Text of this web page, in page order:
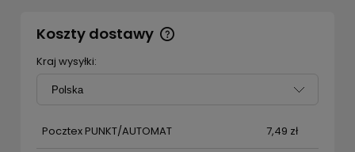
Koszty dostawy
Cena nie zawiera ewentualnych kosztów płatności
Kraj wysyłki:
Pocztex PUNKT/AUTOMAT 7,49 zł